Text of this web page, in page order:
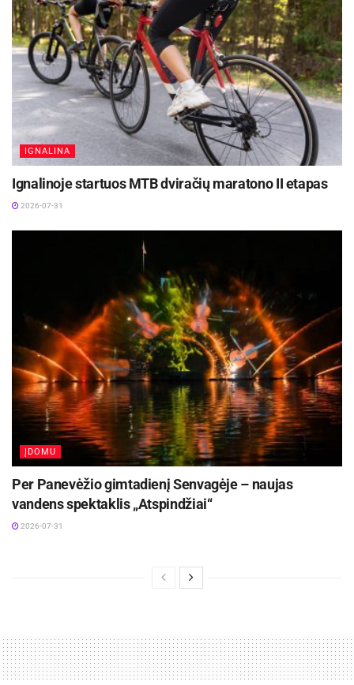
IGNALINA
Ignalinoje startuos MTB dviračių maratono II etapas
2026-07-31
ĮDOMU
Per Panevėžio gimtadienį Senvagėje – naujas
vandens spektaklis „Atspindžiai“
2026-07-31